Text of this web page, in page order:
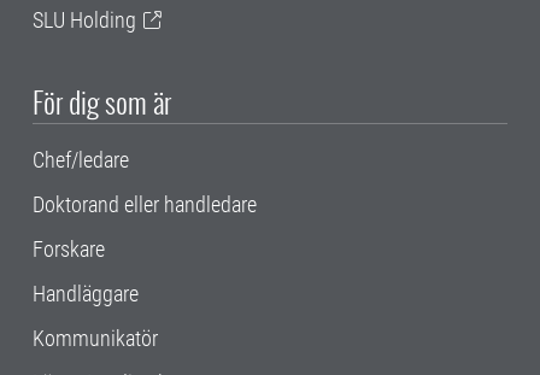
SLU Holding
För dig som är
Chef/ledare
Doktorand eller handledare
Forskare
Handläggare
Kommunikatör